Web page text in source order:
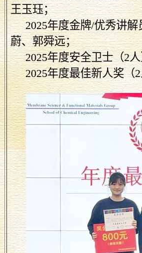
王玉珏；
2025年度金牌/优秀讲解
蔚、郭舜远；
2025年度安全卫士（2
2025年度最佳新人奖（2